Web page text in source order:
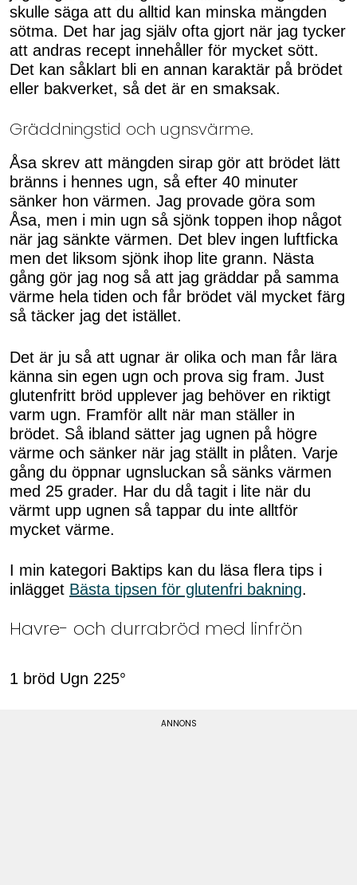
skulle säga att du alltid kan minska mängden
sötma. Det har jag själv ofta gjort när jag tycker
att andras recept innehåller för mycket sött.
Det kan såklart bli en annan karaktär på brödet
eller bakverket, så det är en smaksak.
Gräddningstid och ugnsvärme.
Åsa skrev att mängden sirap gör att brödet lätt
bränns i hennes ugn, så efter 40 minuter
sänker hon värmen. Jag provade göra som
Åsa, men i min ugn så sjönk toppen ihop något
när jag sänkte värmen. Det blev ingen luftficka
men det liksom sjönk ihop lite grann. Nästa
gång gör jag nog så att jag gräddar på samma
värme hela tiden och får brödet väl mycket färg
så täcker jag det istället.
Det är ju så att ugnar är olika och man får lära
känna sin egen ugn och prova sig fram. Just
glutenfritt bröd upplever jag behöver en riktigt
varm ugn. Framför allt när man ställer in
brödet. Så ibland sätter jag ugnen på högre
värme och sänker när jag ställt in plåten. Varje
gång du öppnar ugnsluckan så sänks värmen
med 25 grader. Har du då tagit i lite när du
värmt upp ugnen så tappar du inte alltför
mycket värme.
I min kategori Baktips kan du läsa flera tips i
inlägget Bästa tipsen för glutenfri bakning.
Havre- och durrabröd med linfrön
1 bröd Ugn 225°